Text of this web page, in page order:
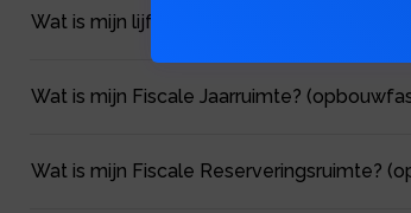
Wat is mijn lijfrente eindkapitaal?
Wat is mijn Fiscale Jaarruimte?
Wat is mijn Fiscale Reserveringsruimte?